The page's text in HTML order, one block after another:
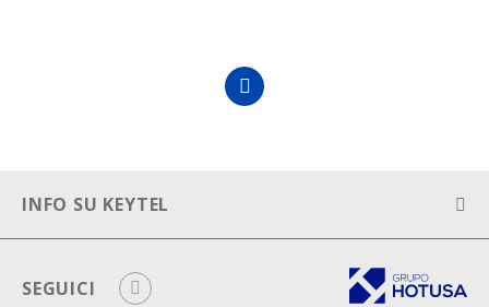
INFO SU KEYTEL
Política cookies
SEGUICI